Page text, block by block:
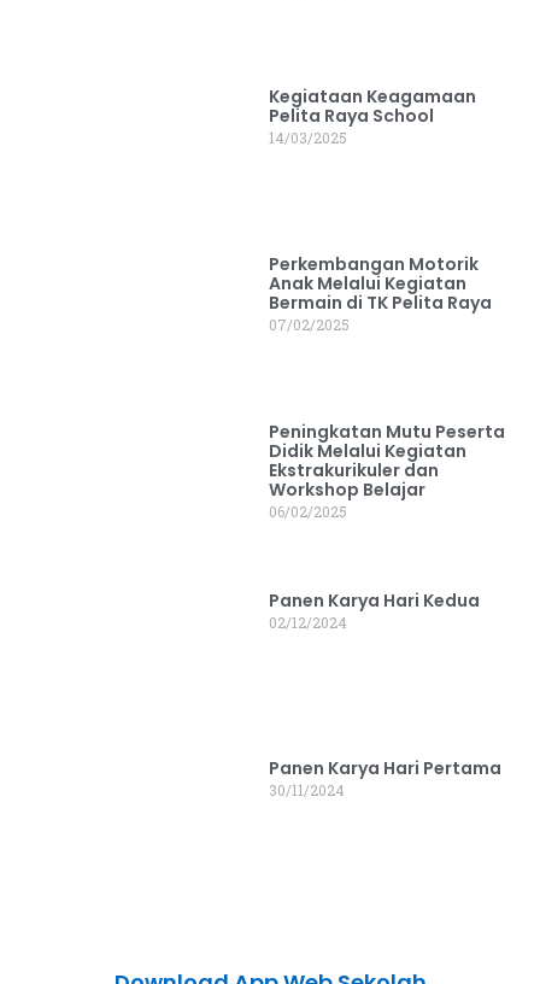
Kegiataan Keagamaan
Pelita Raya School
14/03/2025
Perkembangan Motorik
Anak Melalui Kegiatan
Bermain di TK Pelita Raya
07/02/2025
Peningkatan Mutu Peserta
Didik Melalui Kegiatan
Ekstrakurikuler dan
Workshop Belajar
06/02/2025
Panen Karya Hari Kedua
02/12/2024
Panen Karya Hari Pertama
30/11/2024